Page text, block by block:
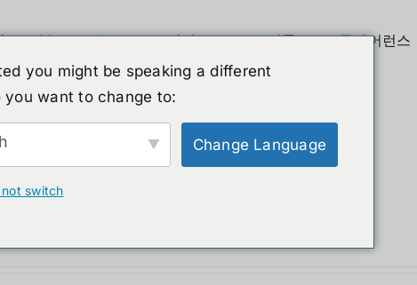
드 로봇 뉴스 서비스 쇼핑몰 클리어런스
you might be speaking a different
you want to change to:
Change Language
switch